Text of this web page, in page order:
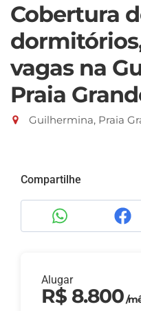
Cobertura
vagas na
Praia
Guilhermina, Praia
Compartilhe
Alugar
R$ 8.800/